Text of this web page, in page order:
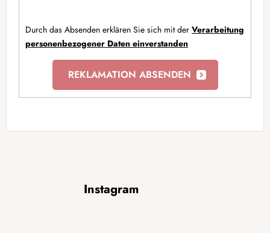
Durch das Absenden erklären Sie sich mit der Verarbeitung
personenbezogener Daten einverstanden
Instagram